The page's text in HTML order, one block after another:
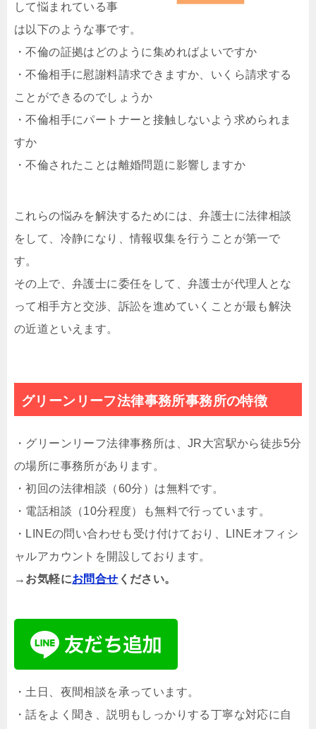
して悩まれている事
は以下のような事です。
・不倫の証拠はどのように集めればよいですか
・不倫相手に慰謝料請求できますか、いくら請求する
ことができるのでしょうか
・不倫相手にパートナーと接触しないよう求められま
すか
・不倫されたことは離婚問題に影響しますか
これらの悩みを解決するためには、弁護士に法律相談
をして、冷静になり、情報収集を行うことが第一で
す。
その上で、弁護士に委任をして、弁護士が代理人とな
って相手方と交渉、訴訟を進めていくことが最も解決
の近道といえます。
グリーンリーフ法律事務所事務所の特徴
・グリーンリーフ法律事務所は、JR大宮駅から徒歩5分
の場所に事務所があります。
・初回の法律相談（60分）は無料です。
・電話相談（10分程度）も無料で行っています。
・LINEの問い合わせも受け付けており、LINEオフィシ
ャルアカウントを開設しております。
→お気軽にお問合せ ください。
・土日、夜間相談を承っています。
・話をよく聞き、説明もしっかりする丁寧な対応に自